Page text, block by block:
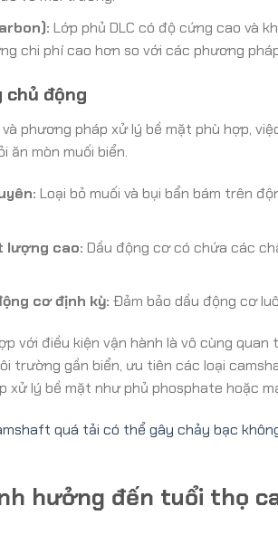
Lớp phủ DLC có độ cứng cao và
chi phí cao hơn so với các phương
chủ động
phương pháp xử lý bề mặt phù hợp,
ăn mòn muối biển.
Loại bỏ muối và bụi bẩn bám trên
lượng cao: Dầu động cơ có chứa các
cơ định kỳ: Đảm bảo dầu động cơ
với điều kiện vận hành là vô cùng quan
trường gần biển, ưu tiên các loại
xử lý bề mặt như phủ phosphate hoặc
quá tải có thể gây chảy bạc
hưởng đến tuổi thọ